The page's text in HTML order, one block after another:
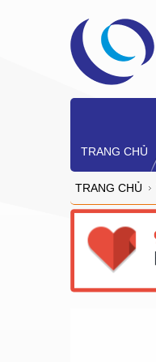
TRANG CHỦ
TRANG CHỦ